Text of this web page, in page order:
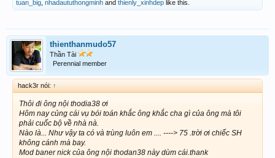
tuan_big nhadaututhongminh and thienly_xinhdep like this.
thienthanmudo57
Thần Tài
Perennial member
hack3r nói: ↑
Thôi đi ông nội thodia38 ơi
Hôm nay củng cái vụ bói toán khắc ông khắc cha gì của ông mà tôi
phải cuốc bộ về nhà nà.
Nào là... Như vậy ta có và trùng luôn em .... ----> 75 .trời ơi chiếc SH
không cánh mà bay.
Mod baner nick của ông nội thodan38 này dùm cái.thank